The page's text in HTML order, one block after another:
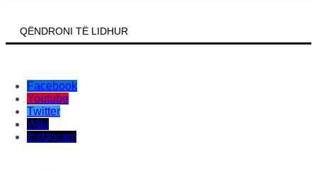
QËNDRONI TË LIDHUR
Facebook
Youtube
Twitter
Wiki
Instagram